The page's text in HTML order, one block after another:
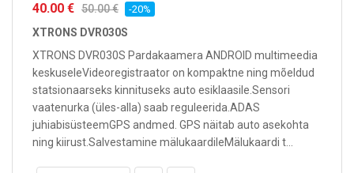
40.00 € 50.00 € -20%
XTRONS DVR030S
XTRONS DVR030S Pardakaamera ANDROID multimeedia
keskuseleVideoregistraator on kompaktne ning mõeldud
statsionaarseks kinnituseks auto esiklaasile.Sensori
vaatenurka (üles-alla) saab reguleerida.ADAS
juhiabisüsteemGPS andmed. GPS näitab auto asekohta
ning kiirust.Salvestamine mälukaardileMälukaardi t...